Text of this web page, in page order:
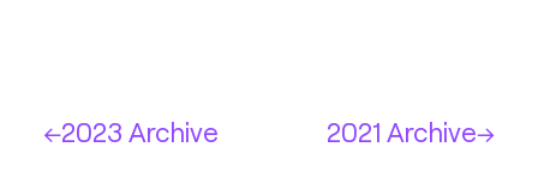
2023 Archive 2021 Archive